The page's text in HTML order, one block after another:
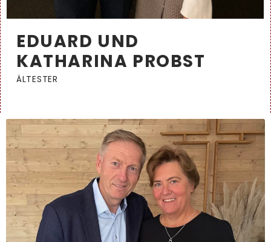
EDUARD UND
KATHARINA PROBST
ÄLTESTER